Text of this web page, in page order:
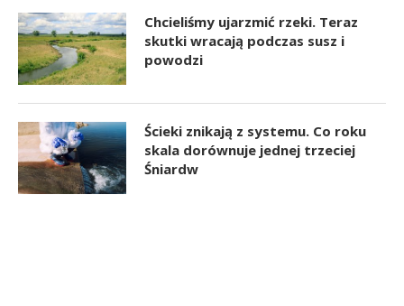
Chcieliśmy ujarzmić rzeki. Teraz
skutki wracają podczas susz i
powodzi
Ścieki znikają z systemu. Co roku
skala dorównuje jednej trzeciej
Śniardw